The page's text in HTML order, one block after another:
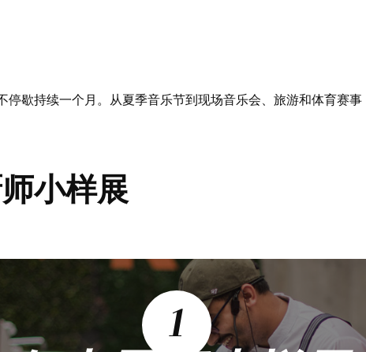
停歇持续一个月。从夏季音乐节到现场音乐会、旅游和体育赛
小样展
1